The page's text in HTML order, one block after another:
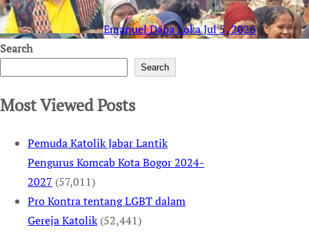
Emanuel Dapa LokaJul 5, 2026
Search
Search
Most Viewed Posts
Pemuda Katolik Jabar Lantik
Pengurus Komcab Kota Bogor 2024-
2027 (57,011)
Pro Kontra tentang LGBT dalam
Gereja Katolik (52,441)